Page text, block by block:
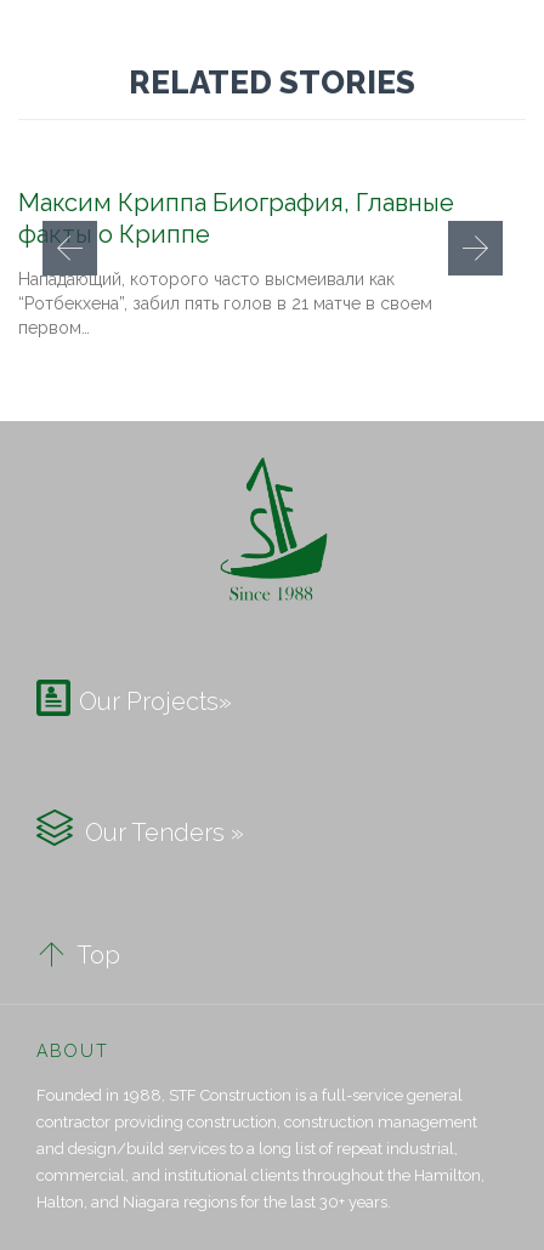
RELATED STORIES
Максим Криппа Биография, Главные
факты о Криппе
Нападающий, которого часто высмеивали как
“Ротбекхена”, забил пять голов в 21 матче в своем
первом…
 Our Projects»
 Our Tenders »
 Top
ABOUT
Founded in 1988, STF Construction is a full-service general
contractor providing construction, construction management
and design/build services to a long list of repeat industrial,
commercial, and institutional clients throughout the Hamilton,
Halton, and Niagara regions for the last 30+ years.